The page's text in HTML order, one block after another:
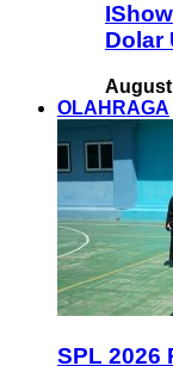
Dolar
August
OLAHRAGA
SPL 2026